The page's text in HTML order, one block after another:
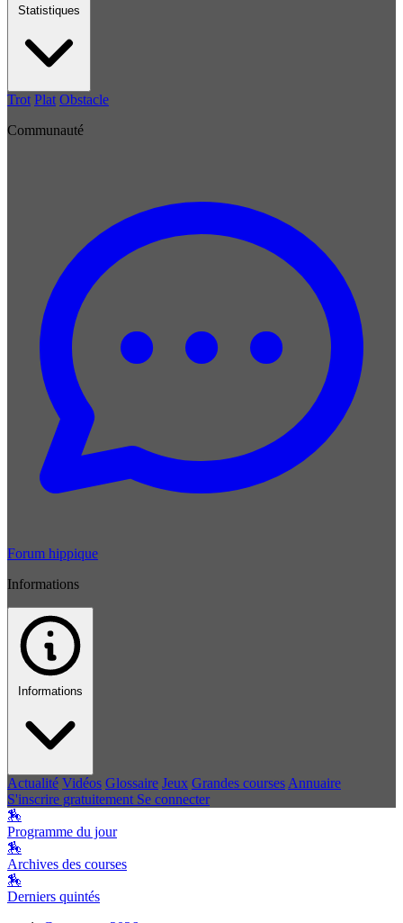
Statistiques
Trot Plat Obstacle
Communauté
Forum hippique
Informations
Informations
Actualité Vidéos Glossaire Jeux Grandes courses Annuaire
S'inscrire gratuitement Se connecter
🏇
Programme du jour
🏇
Archives des courses
🏇
Derniers quintés